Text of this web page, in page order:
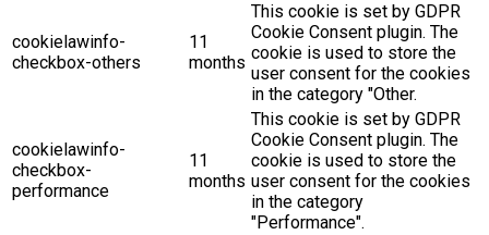
cookielawinfo-
checkbox-others
11
months
This cookie is set by GDPR
Cookie Consent plugin. The
cookie is used to store the
user consent for the cookies
in the category "Other.
cookielawinfo-
checkbox-
performance
11
months
This cookie is set by GDPR
Cookie Consent plugin. The
cookie is used to store the
user consent for the cookies
in the category
"Performance".